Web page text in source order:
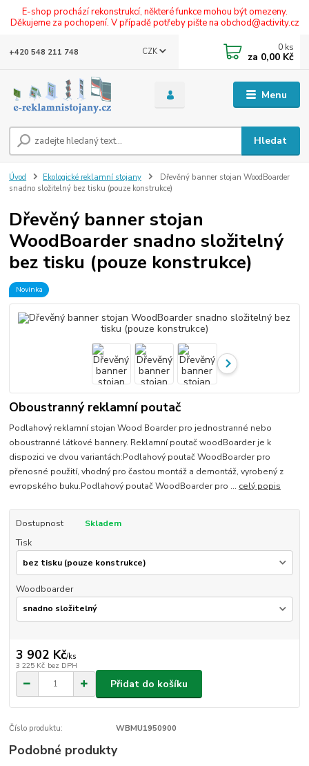
E-shop prochází rekonstrukcí, některé funkce mohou být omezeny.
Děkujeme za pochopení. V případě potřeby pište na obchod@activity.cz
Menu
CZK
Hledat
+420 548 211 748 0 ks
za 0,00 Kč
Úvod Ekologické reklamní stojany
Dřevěný banner stojan WoodBoarder
snadno složitelný bez tisku (pouze konstrukce)
Dřevěný banner stojan
WoodBoarder snadno složitelný
bez tisku (pouze konstrukce)
Novinka
Oboustranný reklamní poutač
Podlahový reklamní stojan Wood Boarder pro jednostranné nebo
oboustranné látkové bannery. Reklamní poutač woodBoarder je k
dispozici ve dvou variantách:Podlahový poutač WoodBoarder pro
přenosné použití, vhodný pro častou montáž a demontáž, vyrobený z
evropského buku.Podlahový poutač WoodBoarder pro ... celý popis
Dostupnost
Skladem
Tisk
Woodboarder
3 902 Kč/ks
3 225 Kč bez DPH
Přidat do košíku
Číslo produktu: WBMU1950900
Podobné produkty